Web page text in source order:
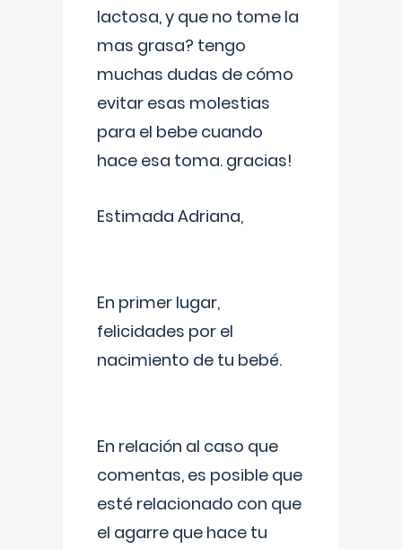
lactosa, y que no tome la
mas grasa? tengo
muchas dudas de cómo
evitar esas molestias
para el bebe cuando
hace esa toma. gracias!
Estimada Adriana,
En primer lugar,
felicidades por el
nacimiento de tu bebé.
En relación al caso que
comentas, es posible que
esté relacionado con que
el agarre que hace tu